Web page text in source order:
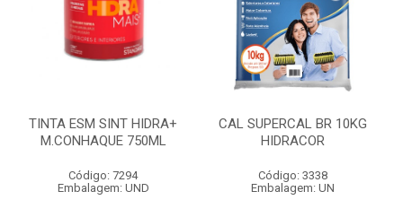
TINTA ESM SINT HIDRA+
M.CONHAQUE 750ML
Código: 7294
Embalagem: UND
CAL SUPERCAL BR 10KG
HIDRACOR
Código: 3338
Embalagem: UN